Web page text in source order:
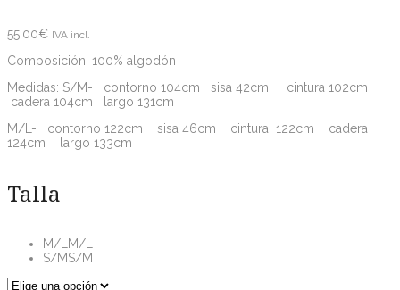
55.00€ IVA incl.
Composición: 100% algodón
Medidas: S/M- contorno 104cm sisa 42cm cintura 102cm
cadera 104cm largo 131cm
M/L- contorno 122cm sisa 46cm cintura 122cm cadera
124cm largo 133cm
Talla
M/L
M/L
S/MS/M